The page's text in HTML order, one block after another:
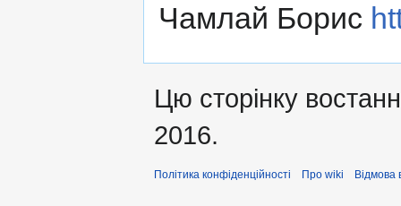
Чамлай Борис
Цю сторінку
2016.
Політика конфіденційності Про wiki Відмова